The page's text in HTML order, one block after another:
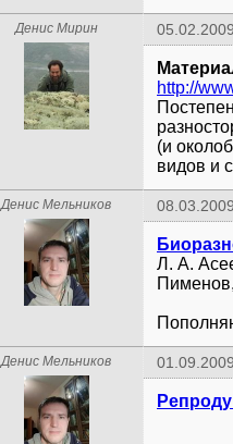
Денис Мирин
http://
(и
видов и
Денис Мельников
Л. А.
Денис Мельников